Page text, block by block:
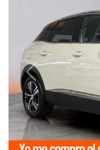
Anterior